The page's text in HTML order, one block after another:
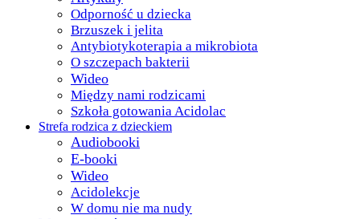
Odporność u dziecka
Brzuszek i jelita
Antybiotykoterapia a mikrobiota
O szczepach bakterii
Wideo
Między nami rodzicami
Szkoła gotowania Acidolac
Strefa rodzica z dzieckiem
Audiobooki
E-booki
Wideo
Acidolekcje
W domu nie ma nudy